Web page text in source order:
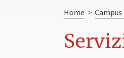
Home > Campus